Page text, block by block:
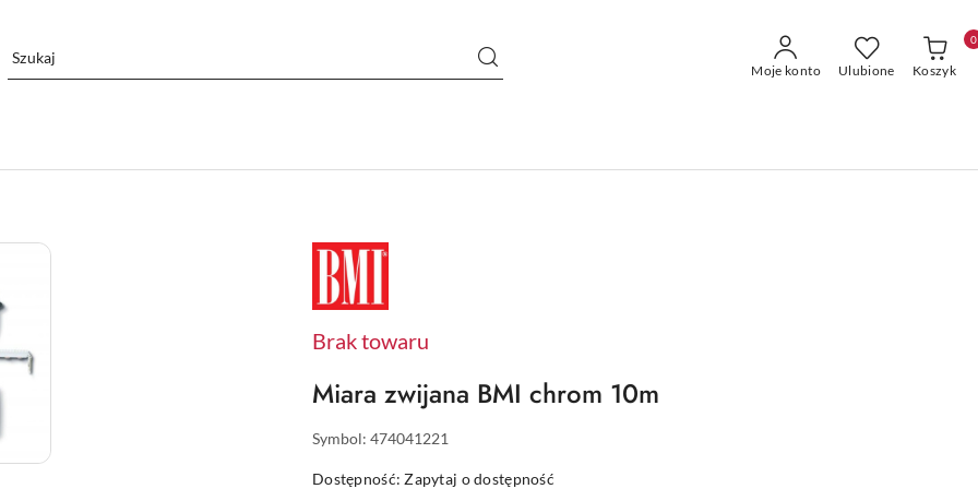
Moje konto Ulubione Koszyk
0
NAZWA
PRODUCENTA:
BMI
Brak towaru
Miara zwijana BMI chrom 10m
Symbol: 474041221
Dostępność:Zapytaj o dostępność